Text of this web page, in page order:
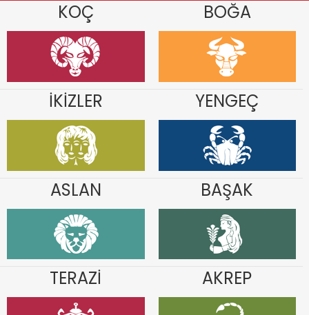
KOÇ BOĞA
İKİZLER YENGEÇ
ASLAN BAŞAK
TERAZİ AKREP